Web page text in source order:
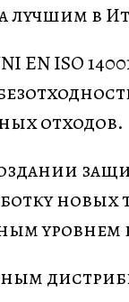
лучшим в
EN ISO
отходов.